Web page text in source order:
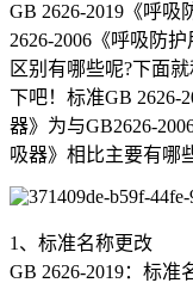
GB 2626-2019《呼
2626-2006《呼吸防
区别有哪些呢?下面
下吧！标准GB 2626-
器》为与GB2626-
吸器》相比主要有哪
1、标准名称更改
GB 2626-2019：标